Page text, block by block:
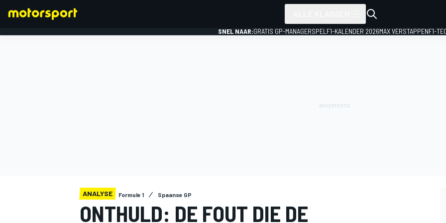
SNEL NAAR:GRATIS GP-MANAGERSPEL F1-KALENDER 2026MAX VERSTAPPENF1-
ANALYSE Formule 1 Spaanse GP
ONTHULD: DE FOUT DIE DE